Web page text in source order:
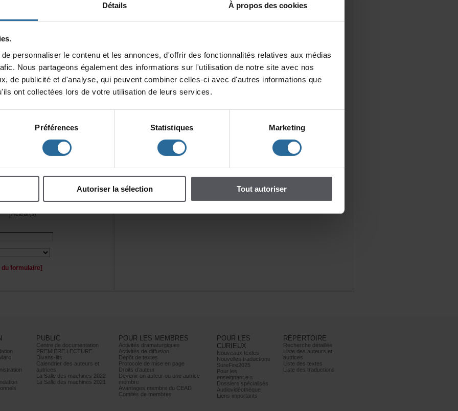
Détails Àproposdescookies
ciavecd'autresinformationsque
Préférences Statistiques Marketing
Autoriserlasélection Toutautoriser
Enfants
Personnage(s)
Acteur(s)
PUBLIC
Centrededocumentation
PREMIÈRELECTURE
Divans-lits
Calendrierdesauteurset
autrices
LaSalledesmachines2022
LaSalledesmachines2021
POURLESMEMBRES
Activitésdramaturgiques
Activitésdediffusion
Dépôtdetextes
Protocoledemiseenpage
Droitsd’auteur
Devenirunauteurouuneautrice
membre
AvantagesmembreduCEAD
Comitésdemembres
POURLES
CURIEUX
Nouveauxtextes
Nouvellestraductions
SureFire2025
Pourles
enseignant.e.s
Dossiersspécialisés
Audiovidéothèque
Liensimportants
RÉPERTOIRE
Recherchedétaillée
Listedesauteurset
autrices
Listedestextes
Listedestraductions